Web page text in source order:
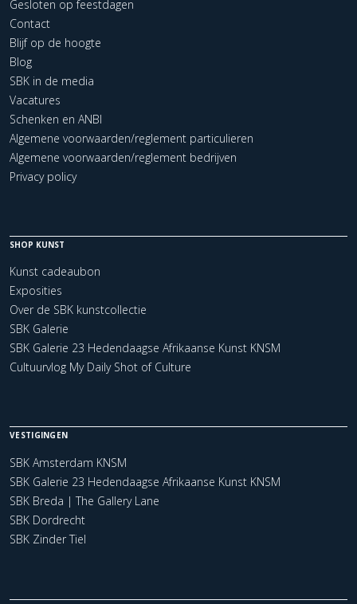
Gesloten op feestdagen
Contact
Blijf op de hoogte
Blog
SBK in de media
Vacatures
Schenken en ANBI
Algemene voorwaarden/reglement particulieren
Algemene voorwaarden/reglement bedrijven
Privacy policy
SHOP KUNST
Kunst cadeaubon
Exposities
Over de SBK kunstcollectie
SBK Galerie
SBK Galerie 23 Hedendaagse Afrikaanse Kunst KNSM
Cultuurvlog My Daily Shot of Culture
VESTIGINGEN
SBK Amsterdam KNSM
SBK Galerie 23 Hedendaagse Afrikaanse Kunst KNSM
SBK Breda | The Gallery Lane
SBK Dordrecht
SBK Zinder Tiel